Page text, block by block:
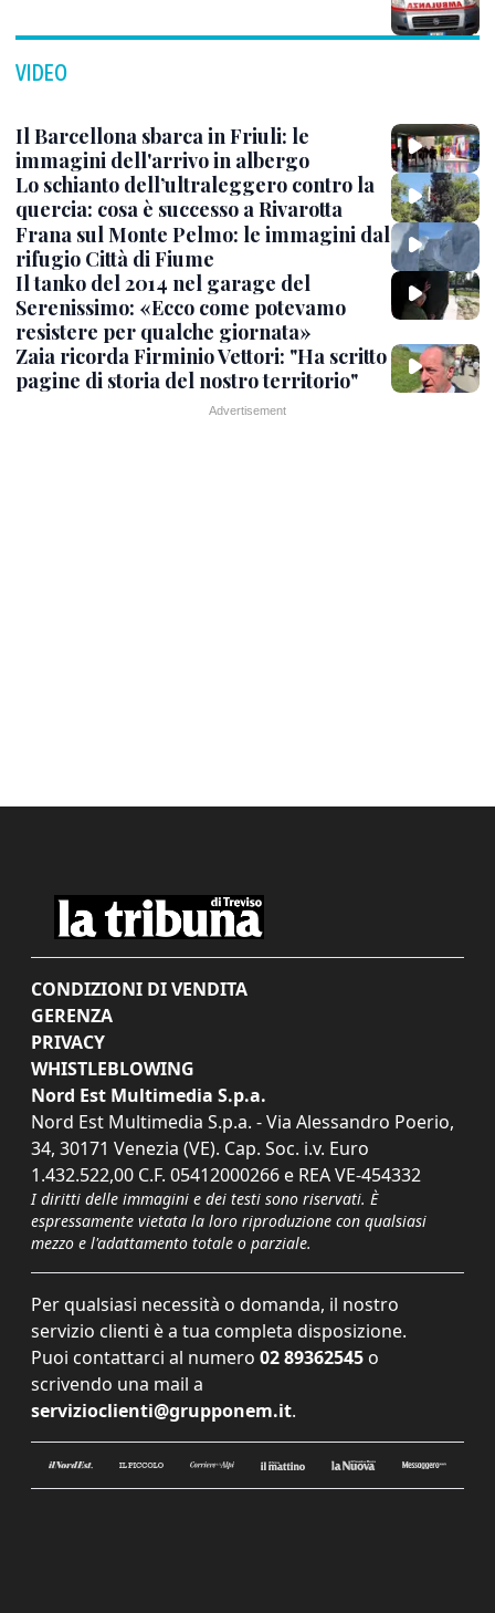
VIDEO
Il Barcellona sbarca in Friuli: le
immagini dell'arrivo in albergo
Lo schianto dell’ultraleggero contro la
quercia: cosa è successo a Rivarotta
Frana sul Monte Pelmo: le immagini dal
rifugio Città di Fiume
Il tanko del 2014 nel garage del
Serenissimo: «Ecco come potevamo
resistere per qualche giornata»
Zaia ricorda Firminio Vettori: "Ha scritto
pagine di storia del nostro territorio"
CONDIZIONI DI VENDITA
GERENZA
PRIVACY
WHISTLEBLOWING
Nord Est Multimedia S.p.a.
Nord Est Multimedia S.p.a. - Via Alessandro Poerio,
34, 30171 Venezia (VE). Cap. Soc. i.v. Euro
1.432.522,00 C.F. 05412000266 e REA VE-454332
I diritti delle immagini e dei testi sono riservati. È
espressamente vietata la loro riproduzione con qualsiasi
mezzo e l'adattamento totale o parziale.
Per qualsiasi necessità o domanda, il nostro
servizio clienti è a tua completa disposizione.
Puoi contattarci al numero 02 89362545 o
scrivendo una mail a
servizioclienti@grupponem.it.